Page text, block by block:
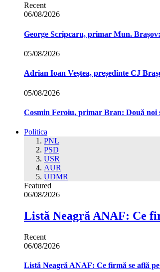
Recent
06/08/2026
George Scripcaru, primar Mun.
05/08/2026
Adrian Ioan Veștea, președinte CJ
05/08/2026
Cosmin Feroiu, primar Bran: Două noi
Politica
PNL
PSD
USR
AUR
UDMR
Featured
06/08/2026
Listă Neagră ANAF: Ce
Recent
06/08/2026
Listă Neagră ANAF: Ce firmă se află